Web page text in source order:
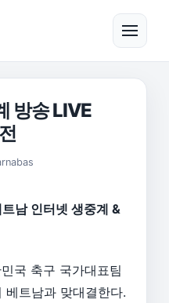
메뉴
방송 LIVE
1일
남 인터넷 생중계 &
국 축구 국가대표팀
베트남과 맞대결한다.